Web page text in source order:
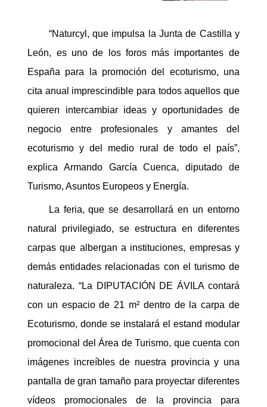
“Naturcyl, que impulsa la Junta de Castilla y
León, es uno de los foros más importantes de
España para la promoción del ecoturismo, una
cita anual imprescindible para todos aquellos que
quieren intercambiar ideas y oportunidades de
negocio entre profesionales y amantes del
ecoturismo y del medio rural de todo el país”,
explica Armando García Cuenca, diputado de
Turismo, Asuntos Europeos y Energía.
La feria, que se desarrollará en un entorno
natural privilegiado, se estructura en diferentes
carpas que albergan a instituciones, empresas y
demás entidades relacionadas con el turismo de
naturaleza. “La DIPUTACIÓN DE ÁVILA contará
con un espacio de 21 m² dentro de la carpa de
Ecoturismo, donde se instalará el estand modular
promocional del Área de Turismo, que cuenta con
imágenes increíbles de nuestra provincia y una
pantalla de gran tamaño para proyectar diferentes
vídeos promocionales de la provincia para